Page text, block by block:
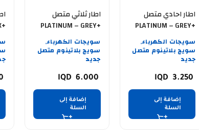
اطار احادي متصل
PLATINUM – GREY+
سويجات الكهرباء,
سويج بلاتينوم متصل
جديد
3.250
إضافة إلى
السلة
اطار ثلاثي متصل
PLATINUM – GREY+
سويجات الكهرباء,
سويج بلاتينوم متصل
جديد
6.000
إضافة إلى
السلة